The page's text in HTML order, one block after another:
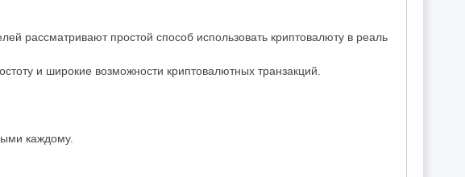
рассматривают простой способ использовать криптовалюту в реаль
и широкие возможности криптовалютных транзакций.
каждому.